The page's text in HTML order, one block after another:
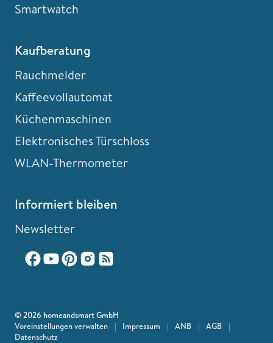
Smartwatch
Kaufberatung
Rauchmelder
Kaffeevollautomat
Küchenmaschinen
Elektronisches Türschloss
WLAN-Thermometer
Informiert bleiben
Newsletter
© 2026 homeandsmart GmbH
Voreinstellungen verwalten
| Impressum | ANB | AGB
|
Datenschutz